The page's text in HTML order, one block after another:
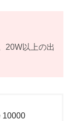
20W以上の出
10000